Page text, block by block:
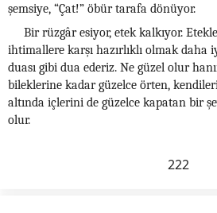
şemsiye, “Çat!” öbür tarafa dönüyor.
Bir rüzgâr esiyor, etek kalkıyor.
ihtimallere karşı hazırlıklı olmak daha
duası gibi dua ederiz. Ne güzel olur
bileklerine kadar güzelce örten,
altında içlerini de güzelce kapatan bir
olur.
222